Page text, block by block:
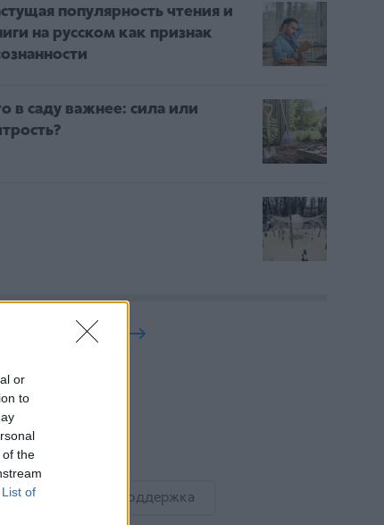
or
to
of the
List of
популярность чтения и
на русском как признак
в саду важнее: сила или
статей
Украина
Государственная поддержка